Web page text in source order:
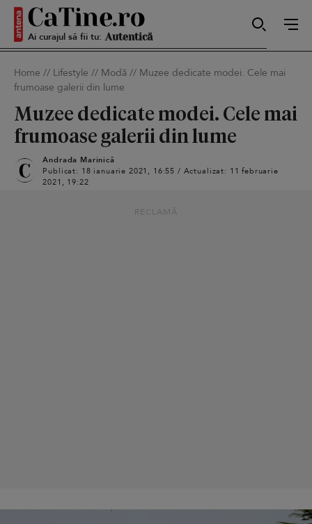
Ai curajul să fii tu: Sexy
Smart
Home // Lifestyle // Modă // Muzee dedicate modei. Cele mai
frumoase galerii din lume
Muzee dedicate modei. Cele mai
frumoase galerii din lume
Andrada Marinică
Publicat: 18 ianuarie 2021, 16:55 / Actualizat: 11 februarie
2021, 19:22
RECLAMĂ